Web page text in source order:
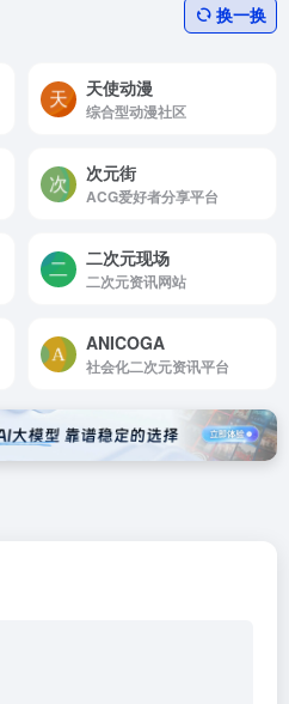
换一换
天使动漫
综合型动漫社区
次元街
ACG爱好者分享平台
二次元现场
二次元资讯网站
ANICOGA
社会化二次元资讯平台